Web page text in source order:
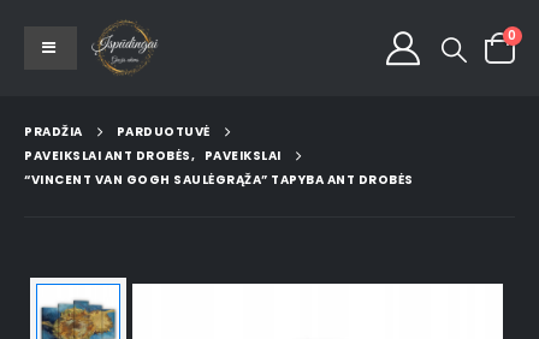
0
PRADŽIA
PARDUOTUVĖ
PAVEIKSLAI ANT DROBĖS, PAVEIKSLAI
“VINCENT VAN GOGH SAULĖGRĄŽA” TAPYBA ANT DROBĖS